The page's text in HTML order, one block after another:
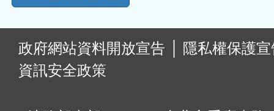
政府網站資料開放宣告
隱私權保護
資訊安全政策